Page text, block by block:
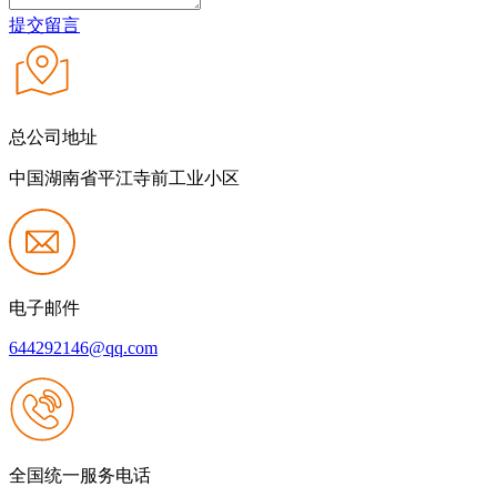
提交留言
总公司地址
中国湖南省平江寺前工业小区
电子邮件
644292146@qq.com
全国统一服务电话